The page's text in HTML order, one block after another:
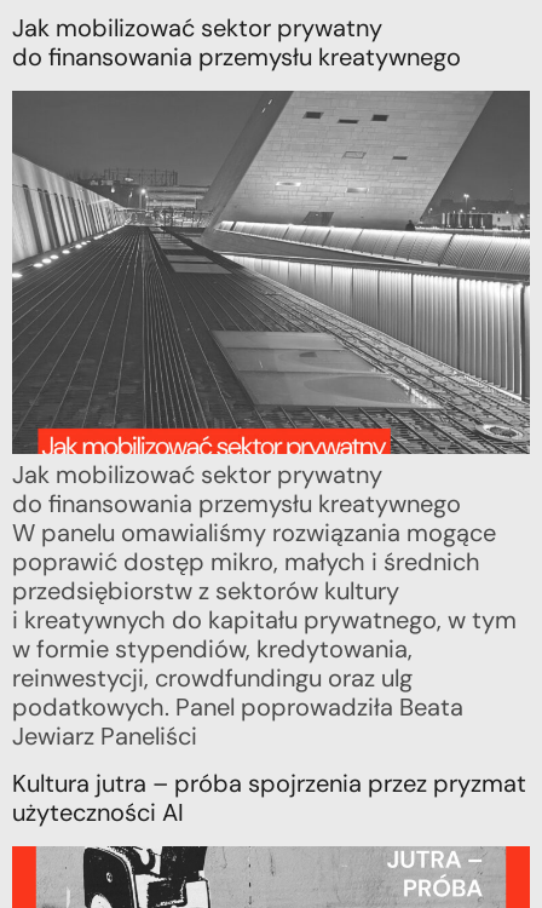
Jak mobilizować sektor prywatny
do finansowania przemysłu kreatywnego
Jak mobilizować sektor prywatny
do finansowania przemysłu kreatywnego
W panelu omawialiśmy rozwiązania mogące
poprawić dostęp mikro, małych i średnich
przedsiębiorstw z sektorów kultury
i kreatywnych do kapitału prywatnego, w tym
w formie stypendiów, kredytowania,
reinwestycji, crowdfundingu oraz ulg
podatkowych. Panel poprowadziła Beata
Jewiarz Paneliści
Kultura jutra – próba spojrzenia przez pryzmat
użyteczności AI